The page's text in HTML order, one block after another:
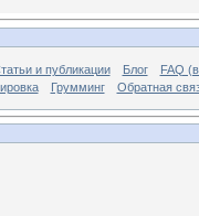
и публикации Блог
FAQ
Грумминг Обратная